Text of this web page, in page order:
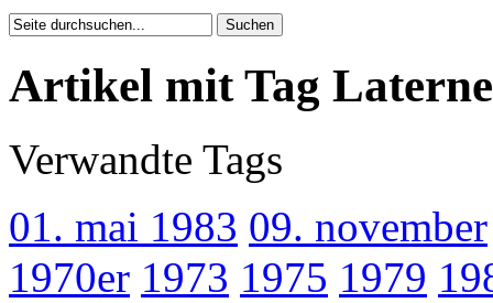
Artikel mit Tag Laterne
Verwandte Tags
01. mai 1983 09. november
1970er 1973 1975 1979